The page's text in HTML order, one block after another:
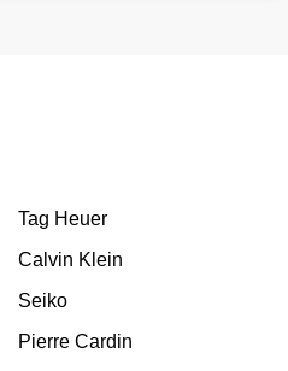
Tag Heuer
Calvin Klein
Seiko
Pierre Cardin